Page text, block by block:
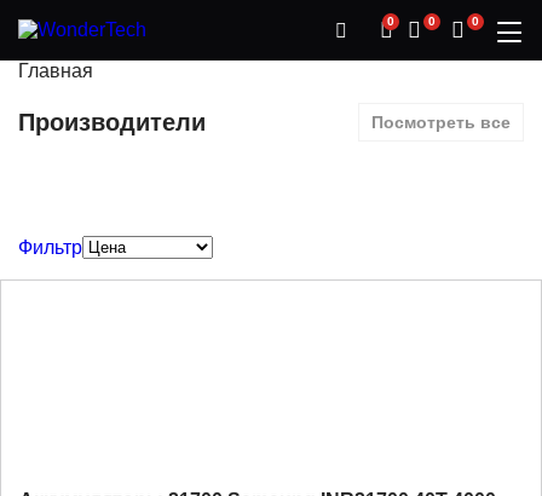
0 0 0
Главная
Производители Посмотреть все
Фильтр